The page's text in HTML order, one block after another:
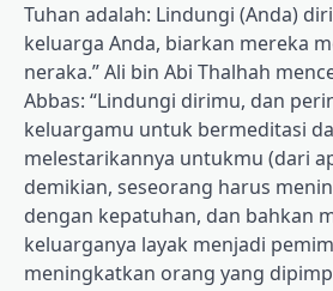
Tuhan adalah: Lindungi (Anda)
keluarga Anda, biarkan mereka
neraka.” Ali bin Abi Thalhah
Abbas: “Lindungi dirimu, dan
keluargamu untuk bermeditasi
melestarikannya untukmu (dari
demikian, seseorang harus
dengan kepatuhan, dan bahkan
keluarganya layak menjadi
meningkatkan orang yang